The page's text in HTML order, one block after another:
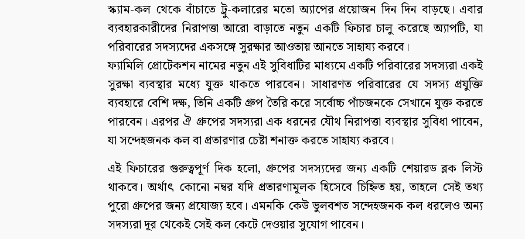
স্ক্যাম-কল থেকে বাঁচাতে ট্রু-কলারের মতো অ্যাপের প্রয়োজন দিন দিন বাড়ছে। এবার
ব্যবহারকারীদের নিরাপত্তা আরো বাড়াতে নতুন একটি ফিচার চালু করেছে অ্যাপটি, যা
পরিবারের সদস্যদের একসঙ্গে সুরক্ষার আওতায় আনতে সাহায্য করবে।
ফ্যামিলি প্রোটেকশন নামের নতুন এই সুবিধাটির মাধ্যমে একটি পরিবারের সদস্যরা একই
সুরক্ষা ব্যবস্থার মধ্যে যুক্ত থাকতে পারবেন। সাধারণত পরিবারের যে সদস্য প্রযুক্তি
ব্যবহারে বেশি দক্ষ, তিনি একটি গ্রুপ তৈরি করে সর্বোচ্চ পাঁচজনকে সেখানে যুক্ত করতে
পারবেন। এরপর ঐ গ্রুপের সদস্যরা এক ধরনের যৌথ নিরাপত্তা ব্যবস্থার সুবিধা পাবেন,
যা সন্দেহজনক কল বা প্রতারণার চেষ্টা শনাক্ত করতে সাহায্য করবে।
এই ফিচারের গুরুত্বপূর্ণ দিক হলো, গ্রুপের সদস্যদের জন্য একটি শেয়ারড ব্লক লিস্ট
থাকবে। অর্থাৎ কোনো নম্বর যদি প্রতারণামূলক হিসেবে চিহ্নিত হয়, তাহলে সেই তথ্য
পুরো গ্রুপের জন্য প্রযোজ্য হবে। এমনকি কেউ ভুলবশত সন্দেহজনক কল ধরলেও অন্য
সদস্যরা দূর থেকেই সেই কল কেটে দেওয়ার সুযোগ পাবেন।